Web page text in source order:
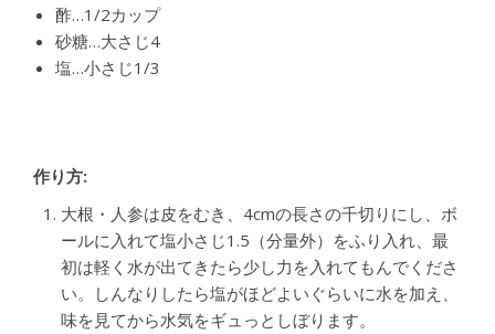
酢…1/2カップ
砂糖…大さじ4
塩…小さじ1/3
作り方:
大根・人参は皮をむき、4cmの長さの千切りにし、ボ
ールに入れて塩小さじ1.5（分量外）をふり入れ、最
初は軽く水が出てきたら少し力を入れてもんでくださ
い。しんなりしたら塩がほどよいぐらいに水を加え、
味を見てから水気をギュっとしぼります。